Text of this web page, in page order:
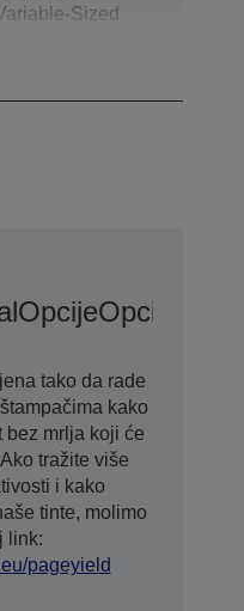
Sized
OpcijeOpcije
tako da rade
kako
bez mrlja koji će
tražite više
i kako
tinte, molimo
link:
pageyield